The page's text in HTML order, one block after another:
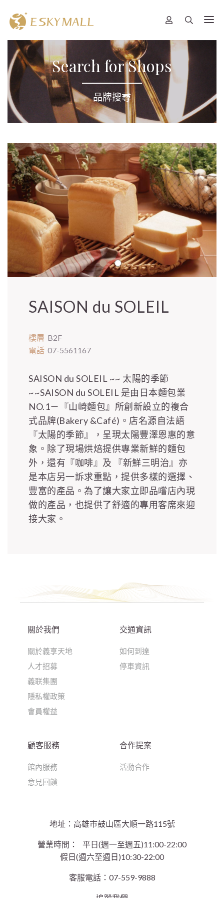
Search for Shops
品牌搜尋
SAISON du SOLEIL
樓層 B2F
電話 07-5561167
SAISON du SOLEIL ~~ 太陽的季節
~~SAISON du SOLEIL 是由日本麵包業
NO.1－『山崎麵包』所創新設立的複合
式品牌(Bakery &Café)。店名源自法語
『太陽的季節』，呈現太陽豐澤恩惠的意
象。除了現場烘焙提供專業新鮮的麵包
外，還有『咖啡』及 『新鮮三明治』亦
是本店另一訴求重點，提供多樣的選擇、
豐富的產品。為了讓大家立即品嚐店內現
做的產品，也提供了舒適的專用客席來迎
接大家。
地址：高雄巿鼓山區大順一路115號
營業時間：
平日(週一至週五)11:00-22:00
假日(週六至週日)10:30-22:00
客服電話：07-559-9888
關於我們
關於義享天地
人才招募
義联集團
隱私權政策
會員權益
交通資訊
如何到達
停車資訊
顧客服務
館內服務
意見回饋
合作提案
活動合作